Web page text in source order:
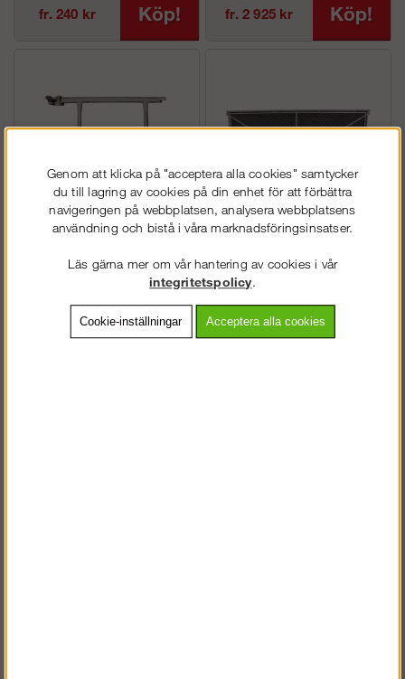
fr. 240 kr Köp! fr. 2 925 kr Köp!
Gavelräcke med
411 kr Köp! 2 666 kr
Genom att klicka på "acceptera alla cookies" samtycker
du till lagring av cookies på din enhet för att förbättra
navigeringen på webbplatsen, analysera webbplatsens
användning och bistå i våra marknadsföringsinsatser.
Läs gärna mer om vår hantering av cookies i vår
integritetspolicy.
Cookie-inställningar Acceptera alla cookies